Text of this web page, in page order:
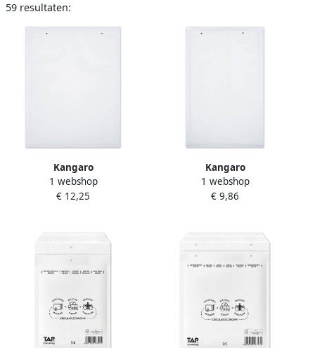
59 resultaten:
Kangaro
Luchtkussenenvelop
Raadhuis 270x360mm H18
1 webshop
€ 12,25
Kangaro
Luchtkussenenvelop
Raadhuis 220x340mm F16
1 webshop
€ 9,86